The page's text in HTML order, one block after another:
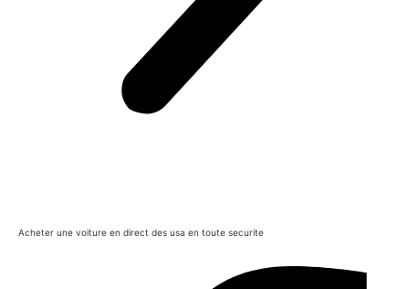
Acheter une voiture en direct des usa en toute securite